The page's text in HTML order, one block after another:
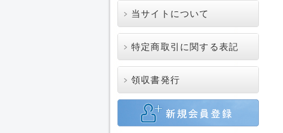
当サイトについて
特定商取引に関する表記
領収書発行